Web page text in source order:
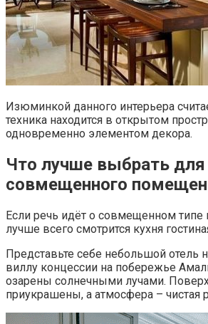
Изюминкой данного интерьера
техника находится в открытом
одновременно элементом декора.
Что лучше выбрать для
совмещенного
Если речь идёт о совмещенном типе
лучше всего смотрится кухня
Представьте себе небольшой отель
виллу концессии на побережье
озарены солнечными лучами.
приукрашены, а атмосфера – чистая